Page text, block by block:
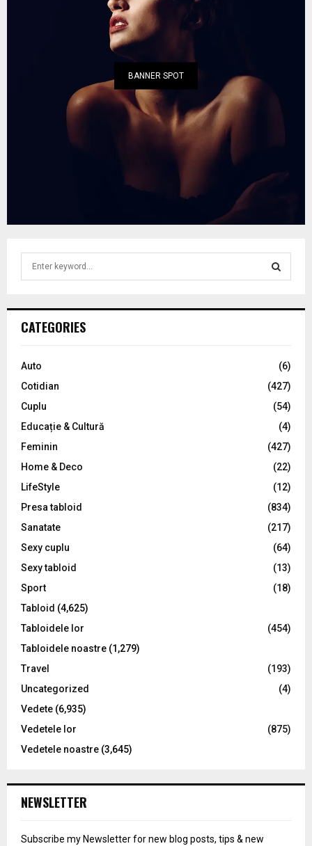
BANNER SPOT
h
o
:
C
CATEGORIES
Auto
(6)
Cotidian
(427)
Cuplu
(54)
Educație & Cultură
(4)
Feminin
(427)
Home & Deco
(22)
LifeStyle
(12)
Presa tabloid
(834)
Sanatate
(217)
Sexy cuplu
(64)
Sexy tabloid
(13)
Sport
(18)
Tabloid (4,625)
Tabloidele lor
(454)
Tabloidele noastre (1,279)
Travel
(193)
Uncategorized
(4)
Vedete (6,935)
Vedetele lor
(875)
Vedetele noastre (3,645)
NEWSLETTER
Subscribe my Newsletter for new blog posts, tips & new